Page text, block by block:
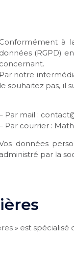
Conformément à
données (RGPD)
concernant.
Par notre
le souhaitez pas, il
Par mail :
Par courrier :
données
administré par la
» est